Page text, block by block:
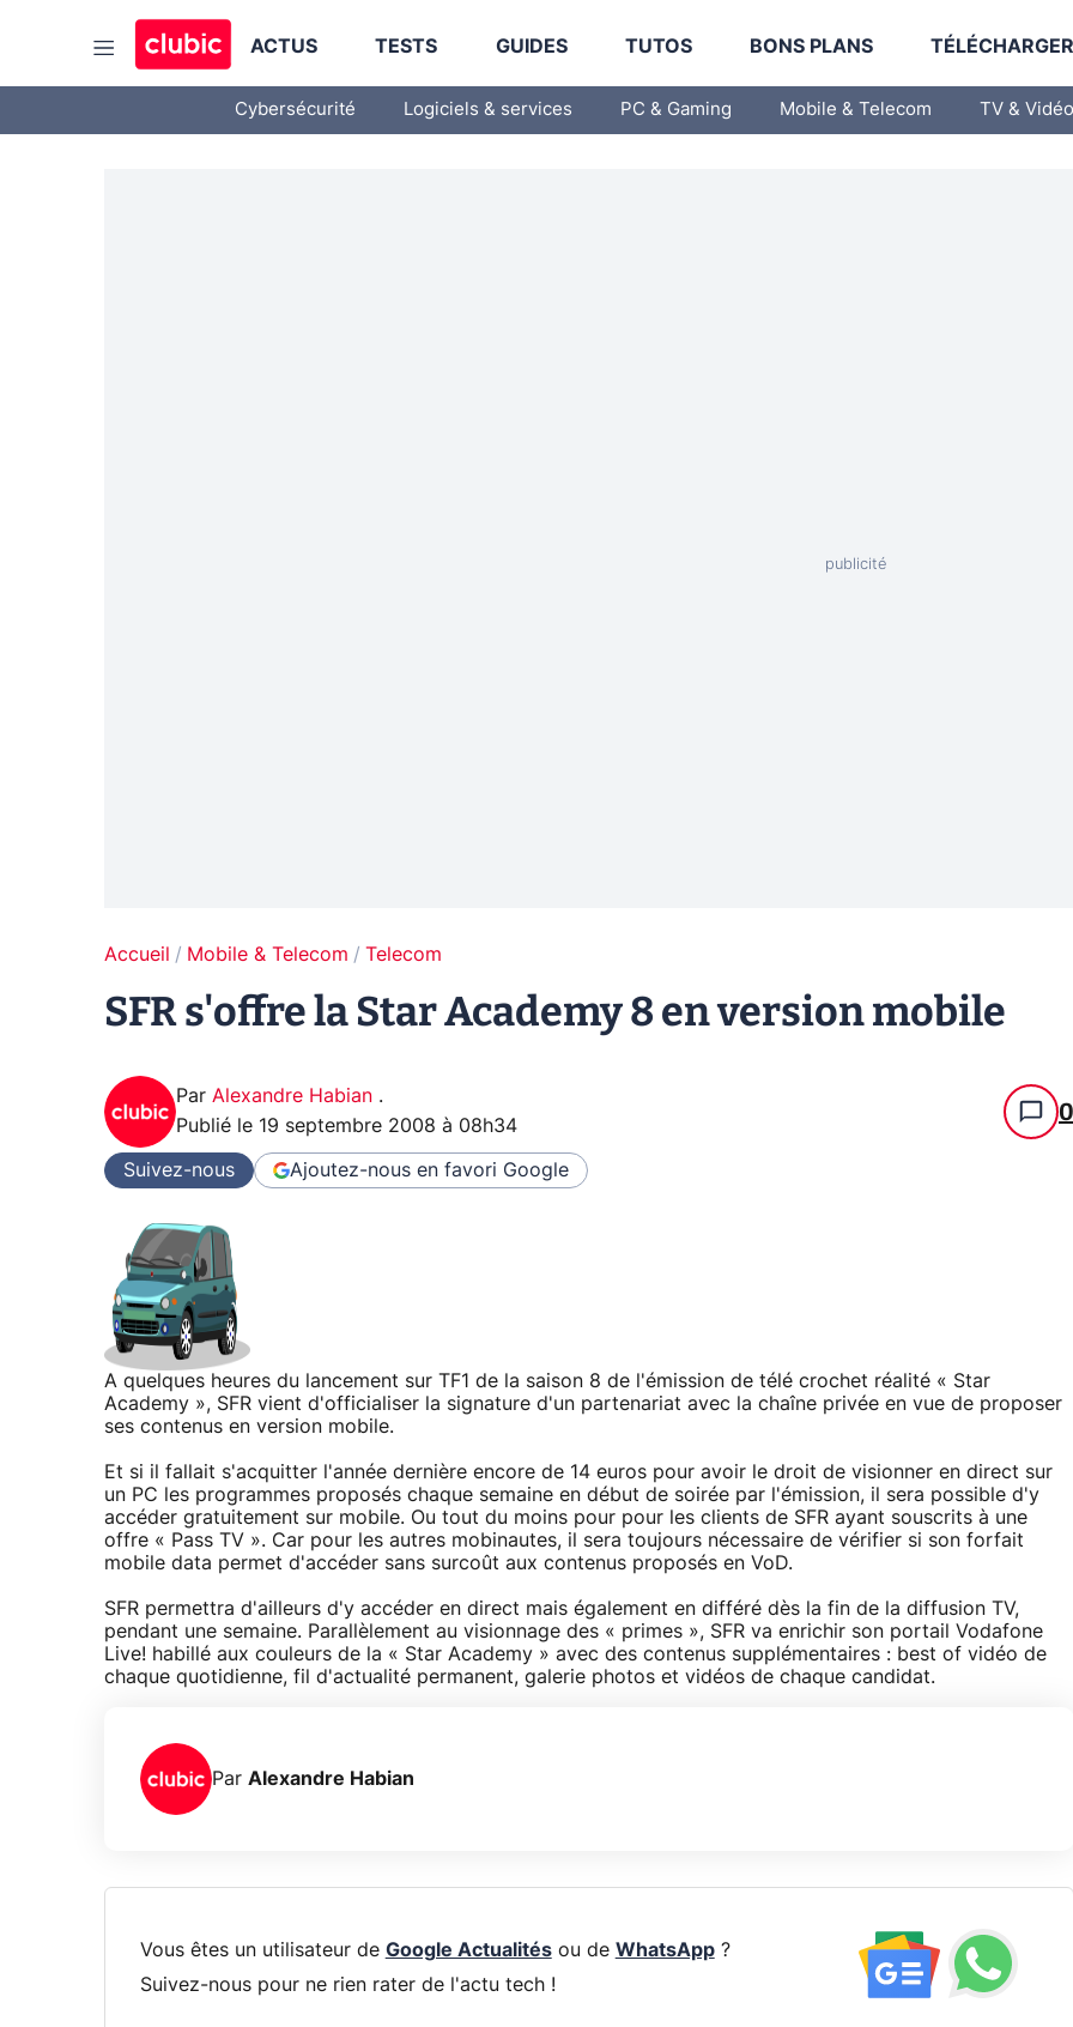
ACTUS TESTS GUIDES TUTOS BONS PLANS
Cybersécurité Logiciels & services PC & Gaming Mobile & Telecom TV & Vidéo
Accueil Mobile & Telecom Telecom
SFR s'offre la Star Academy 8 en version mobile
Par Alexandre Habian .
Publié le 19 septembre 2008 à 08h34 0
Suivez-nous Ajoutez-nous en favori Google
A quelques heures du lancement sur TF1 de la saison 8 de l'émission de télé crochet réalité « Star
Academy », SFR vient d'officialiser la signature d'un partenariat avec la chaîne privée en vue de proposer
ses contenus en version mobile.
Et si il fallait s'acquitter l'année dernière encore de 14 euros pour avoir le droit de visionner en direct sur
un PC les programmes proposés chaque semaine en début de soirée par l'émission, il sera possible d'y
accéder gratuitement sur mobile. Ou tout du moins pour pour les clients de SFR ayant souscrits à une
offre « Pass TV ». Car pour les autres mobinautes, il sera toujours nécessaire de vérifier si son forfait
mobile data permet d'accéder sans surcoût aux contenus proposés en VoD.
SFR permettra d'ailleurs d'y accéder en direct mais également en différé dès la fin de la diffusion TV,
pendant une semaine. Parallèlement au visionnage des « primes », SFR va enrichir son portail Vodafone
Live! habillé aux couleurs de la « Star Academy » avec des contenus supplémentaires : best of vidéo de
chaque quotidienne, fil d'actualité permanent, galerie photos et vidéos de chaque candidat.
Par Alexandre Habian
Vous êtes un utilisateur de Google Actualitésou de WhatsApp?
Suivez-nous pour ne rien rater de l'actu tech !